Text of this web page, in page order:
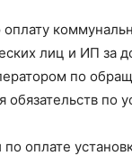
лиц и ИП за
по
по
оплате